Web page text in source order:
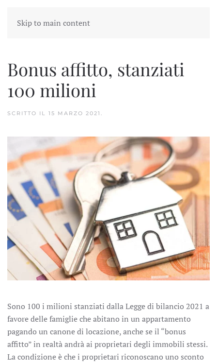
Skip to main content
Bonus affitto, stanziati
100 milioni
SCRITTO IL 15 MARZO 2021 .
Sono 100 i milioni stanziati dalla Legge di bilancio 2021 a
favore delle famiglie che abitano in un appartamento
pagando un canone di locazione, anche se il “bonus
affitto” in realtà andrà ai proprietari degli immobili stessi.
La condizione è che i proprietari riconoscano uno sconto